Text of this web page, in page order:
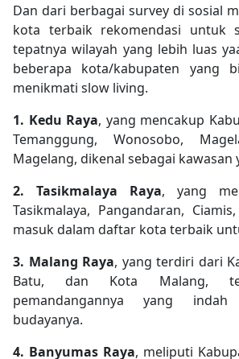
Dan dari berbagai survey di sosial
kota terbaik rekomendasi untuk
tepatnya wilayah yang lebih luas
beberapa kota/kabupaten yang
menikmati slow living.
1. Kedu Raya, yang mencakup
Temanggung, Wonosobo,
Magelang, dikenal sebagai kawasan
2. Tasikmalaya Raya, yang
Tasikmalaya, Pangandaran,
masuk dalam daftar kota terbaik
3. Malang Raya, yang terdiri dari
Batu, dan Kota Malang,
pemandangannya yang
budayanya.
4. Banyumas Raya, meliputi